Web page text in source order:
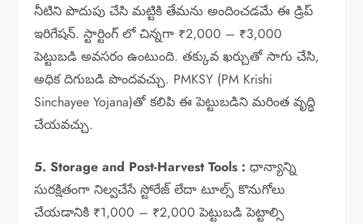
నీటిని పొదుపు చేసి మట్టికి తేమను అందించడమే ఈ డ్రిప్
ఇరిగేషన్. స్టార్టింగ్ లో చిన్నగా ₹2,000 – ₹3,000
పెట్టుబడి అవసరం ఉంటుంది. తక్కువ ఖర్చుతో సాగు చేసి,
అధిక దిగుబడి పొందవచ్చు. PMKSY (PM Krishi
Sinchayee Yojana)తో కలిపి ఈ పెట్టుబడిని మరింత వృద్ధి
చేయవచ్చు.
5. Storage and Post-Harvest Tools : ధాన్యాన్ని
సురక్షితంగా నిల్వచేసే స్టోరేజ్ లేదా టూల్స్ కొనుగోలు
చేయడానికి ₹1,000 – ₹2,000 పెట్టుబడి పెట్టాల్సి